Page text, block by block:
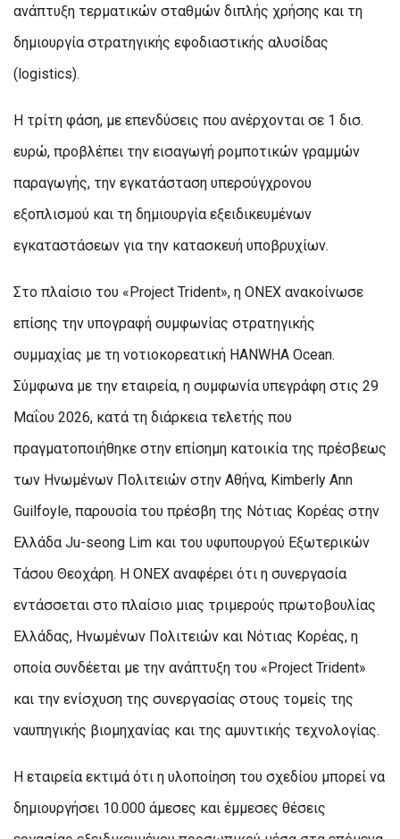
ανάπτυξη τερματικών σταθμών διπλής χρήσης και τη
δημιουργία στρατηγικής εφοδιαστικής αλυσίδας
(logistics).
Η τρίτη φάση, με επενδύσεις που ανέρχονται σε 1 δισ.
ευρώ, προβλέπει την εισαγωγή ρομποτικών γραμμών
παραγωγής, την εγκατάσταση υπερσύγχρονου
εξοπλισμού και τη δημιουργία εξειδικευμένων
εγκαταστάσεων για την κατασκευή υποβρυχίων.
Στο πλαίσιο του «Project Trident», η ONEX ανακοίνωσε
επίσης την υπογραφή συμφωνίας στρατηγικής
συμμαχίας με τη νοτιοκορεατική HANWHA Ocean.
Σύμφωνα με την εταιρεία, η συμφωνία υπεγράφη στις 29
Μαΐου 2026, κατά τη διάρκεια τελετής που
πραγματοποιήθηκε στην επίσημη κατοικία της πρέσβεως
των Ηνωμένων Πολιτειών στην Αθήνα, Kimberly Ann
Guilfoyle, παρουσία του πρέσβη της Νότιας Κορέας στην
Ελλάδα Ju-seong Lim και του υφυπουργού Εξωτερικών
Τάσου Θεοχάρη. Η ONEX αναφέρει ότι η συνεργασία
εντάσσεται στο πλαίσιο μιας τριμερούς πρωτοβουλίας
Ελλάδας, Ηνωμένων Πολιτειών και Νότιας Κορέας, η
οποία συνδέεται με την ανάπτυξη του «Project Trident»
και την ενίσχυση της συνεργασίας στους τομείς της
ναυπηγικής βιομηχανίας και της αμυντικής τεχνολογίας.
Η εταιρεία εκτιμά ότι η υλοποίηση του σχεδίου μπορεί να
δημιουργήσει 10.000 άμεσες και έμμεσες θέσεις